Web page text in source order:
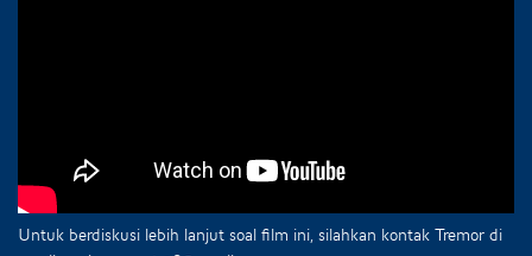
Untuk berdiskusi lebih lanjut soal film ini, silahkan kontak Tremor di